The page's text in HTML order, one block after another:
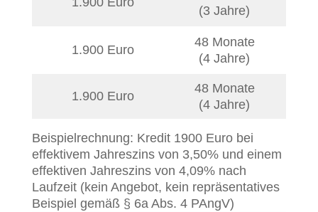
(3 Jahre)
1.900 Euro
48 Monate
(4 Jahre)
1.900 Euro
48 Monate
(4 Jahre)
Beispielrechnung: Kredit 1900 Euro bei
effektivem Jahreszins von 3,50% und einem
effektiven Jahreszins von 4,09% nach
Laufzeit (kein Angebot, kein repräsentatives
Beispiel gemäß § 6a Abs. 4 PAngV)